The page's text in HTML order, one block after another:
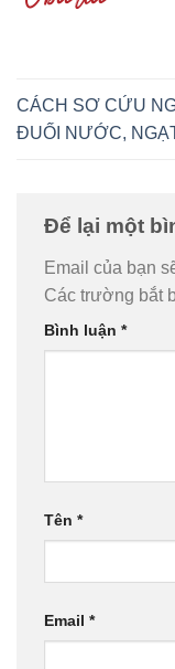
CÁCH SƠ CỨU
ĐUỐI NƯỚC,
Để lại một
Email của bạn
Các trường bắt
Bình luận *
Tên *
Email *